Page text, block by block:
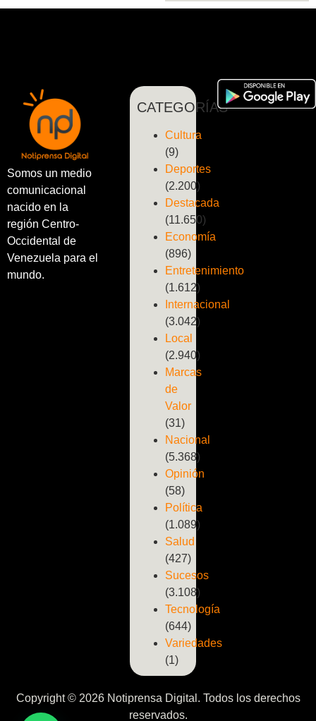
Somos un medio
comunicacional
nacido en la
región Centro-
Occidental de
Venezuela para el
mundo.
CATEGORÍAS
Cultura
(9)
Deportes
(2.200)
Destacada
(11.650)
Economía
(896)
Entretenimiento
(1.612)
Internacional
(3.042)
Local
(2.940)
Marcas
de
Valor
(31)
Nacional
(5.368)
Opinión
(58)
Política
(1.089)
Salud
(427)
Sucesos
(3.108)
Tecnología
(644)
Variedades
(1)
Copyright © 2026 Notiprensa Digital. Todos los derechos
reservados.